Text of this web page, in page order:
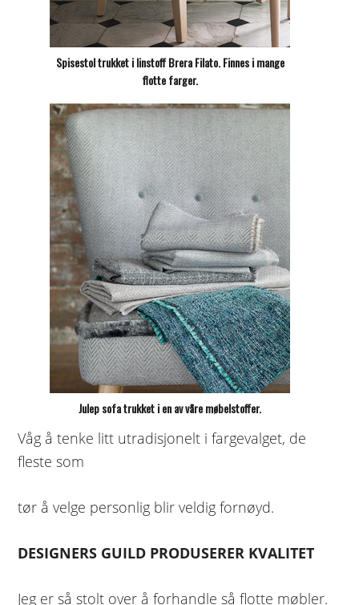
Spisestol trukket i linstoff Brera Filato. Finnes i mange
flotte farger.
Julep sofa trukket i en av våre møbelstoffer.
Våg å tenke litt utradisjonelt i fargevalget, de
fleste som
tør å velge personlig blir veldig fornøyd.
DESIGNERS GUILD PRODUSERER KVALITET
Jeg er så stolt over å forhandle så flotte møbler.